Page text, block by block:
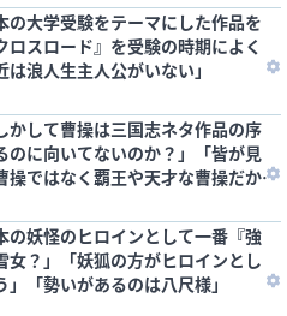
の大学受験をテーマにした作品を
ロスロード』を受験の時期によく
浪人生主人公がいない」
かして曹操は三国志ネタ作品の序
のに向いてないのか？」「皆が見
操ではなく覇王や天才な曹操だか
の妖怪のヒロインとして一番『強
女？」「妖狐の方がヒロインとし
「勢いがあるのは八尺様」